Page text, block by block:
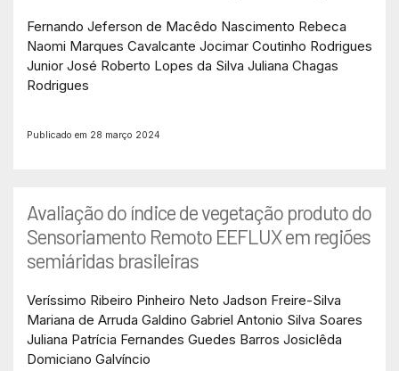
Fernando Jeferson de Macêdo Nascimento Rebeca
Naomi Marques Cavalcante Jocimar Coutinho Rodrigues
Junior José Roberto Lopes da Silva Juliana Chagas
Rodrigues
Publicado em 28 março 2024
Avaliação do índice de vegetação produto do
Sensoriamento Remoto EEFLUX em regiões
semiáridas brasileiras
Veríssimo Ribeiro Pinheiro Neto Jadson Freire-Silva
Mariana de Arruda Galdino Gabriel Antonio Silva Soares
Juliana Patrícia Fernandes Guedes Barros Josiclêda
Domiciano Galvíncio